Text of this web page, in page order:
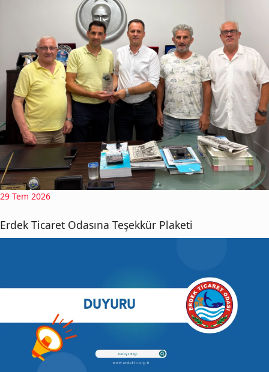
29 Tem 2026
Erdek Ticaret Odasına Teşekkür Plaketi